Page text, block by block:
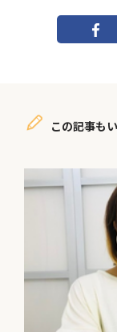
この記事も